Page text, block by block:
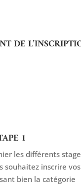
DE
1
les différents
souhaitez inscrire vos
bien la catégorie